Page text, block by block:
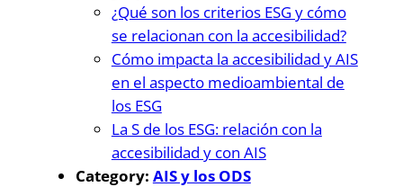
¿Qué son los criterios ESG y cómo
se relacionan con la accesibilidad?
Cómo impacta la accesibilidad y AIS
en el aspecto medioambiental de
los ESG
La S de los ESG: relación con la
accesibilidad y con AIS
Category: AIS y los ODS